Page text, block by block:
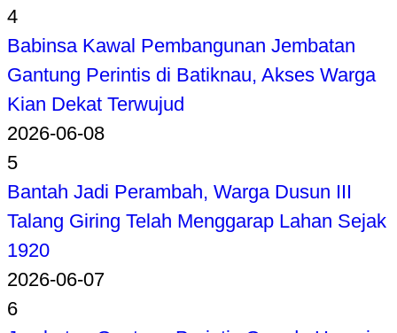
4
Babinsa Kawal Pembangunan Jembatan
Gantung Perintis di Batiknau, Akses Warga
Kian Dekat Terwujud
2026-06-08
5
Bantah Jadi Perambah, Warga Dusun III
Talang Giring Telah Menggarap Lahan Sejak
1920
2026-06-07
6